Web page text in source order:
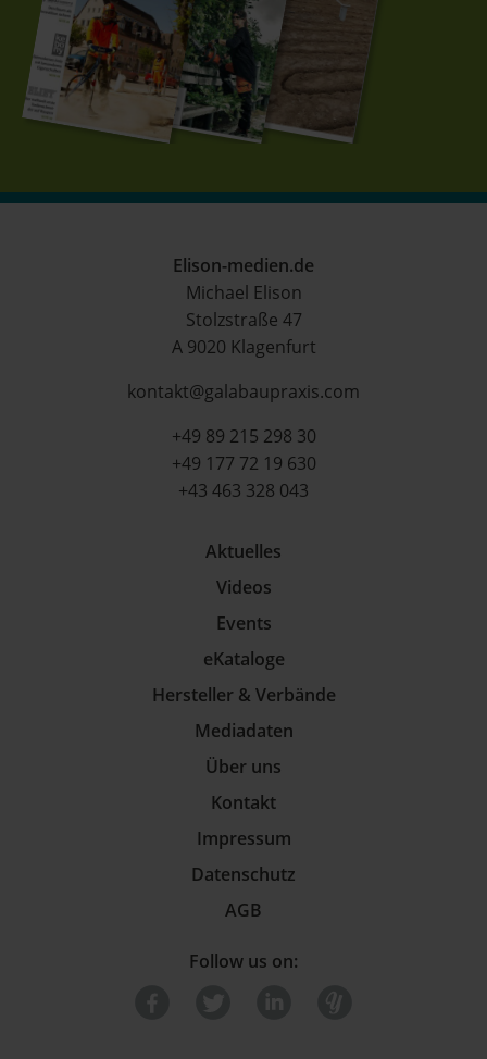
Elison-medien.de
Michael Elison
Stolzstraße 47
A 9020 Klagenfurt
kontakt@galabaupraxis.com
+49 89 215 298 30
+49 177 72 19 630
+43 463 328 043
Aktuelles
Videos
Events
eKataloge
Hersteller & Verbände
Mediadaten
Über uns
Kontakt
Impressum
Datenschutz
AGB
Follow us on: